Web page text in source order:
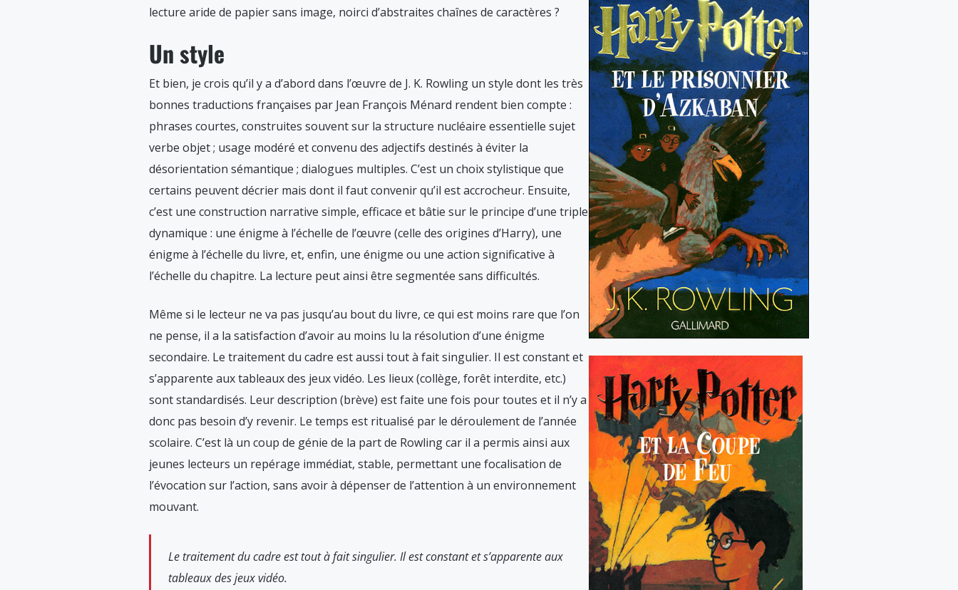
lecture aride de papier sans image, noirci d’abstraites chaînes de caractères ?
Un style
Et bien, je crois qu’il y a d’abord dans l’œuvre de J. K. Rowling un style dont les très
bonnes traductions françaises par Jean François Ménard rendent bien compte :
phrases courtes, construites souvent sur la structure nucléaire essentielle sujet
verbe objet ; usage modéré et convenu des adjectifs destinés à éviter la
désorientation sémantique ; dialogues multiples. C’est un choix stylistique que
certains peuvent décrier mais dont il faut convenir qu’il est accrocheur. Ensuite,
c’est une construction narrative simple, efficace et bâtie sur le principe d’une triple
dynamique : une énigme à l’échelle de l’œuvre (celle des origines d’Harry), une
énigme à l’échelle du livre, et, enfin, une énigme ou une action significative à
l’échelle du chapitre. La lecture peut ainsi être segmentée sans difficultés.
Même si le lecteur ne va pas jusqu’au bout du livre, ce qui est moins rare que l’on
ne pense, il a la satisfaction d’avoir au moins lu la résolution d’une énigme
secondaire. Le traitement du cadre est aussi tout à fait singulier. Il est constant et
s’apparente aux tableaux des jeux vidéo. Les lieux (collège, forêt interdite, etc.)
sont standardisés. Leur description (brève) est faite une fois pour toutes et il n’y a
donc pas besoin d’y revenir. Le temps est ritualisé par le déroulement de l’année
scolaire. C’est là un coup de génie de la part de Rowling car il a permis ainsi aux
jeunes lecteurs un repérage immédiat, stable, permettant une focalisation de
l’évocation sur l’action, sans avoir à dépenser de l’attention à un environnement
mouvant.
Le traitement du cadre est tout à fait singulier. Il est constant et s’apparente aux
tableaux des jeux vidéo.